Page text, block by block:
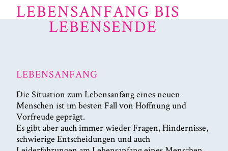
LEBENSANFANG BIS
LEBENSENDE
LEBENSANFANG
Die Situation zum Lebensanfang eines neuen
Menschen ist im besten Fall von Hoffnung und
Vorfreude geprägt.
Es gibt aber auch immer wieder Fragen, Hindernisse,
schwierige Entscheidungen und auch